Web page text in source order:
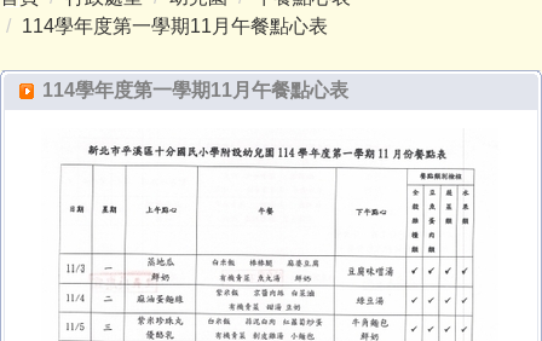
招生入學
教師班級網頁
午餐專區
114學年度第一學期11月午餐點心表
114學年度第一學期11月午餐點心表